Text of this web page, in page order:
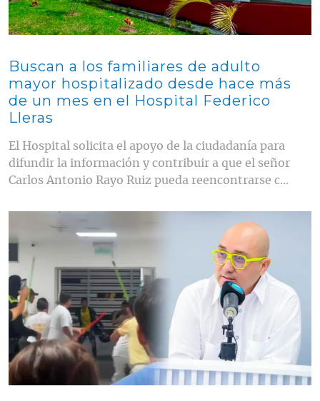
Buscan a los familiares de adulto
mayor hospitalizado desde hace más
de un mes en el Hospital Federico
Lleras
El Hospital solicita el apoyo de la ciudadanía para
difundir la información y contribuir a que el señor
Carlos Antonio Rayo Ruiz pueda reencontrarse c...
Contenido multimedia principal